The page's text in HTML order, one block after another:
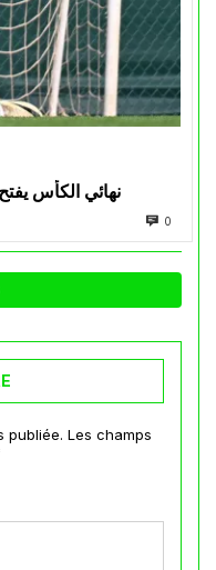
نهائي الكأس
0
publiée. Les champs